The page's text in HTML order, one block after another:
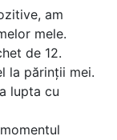
am
mele.
de 12.
la părinții mei.
lupta cu